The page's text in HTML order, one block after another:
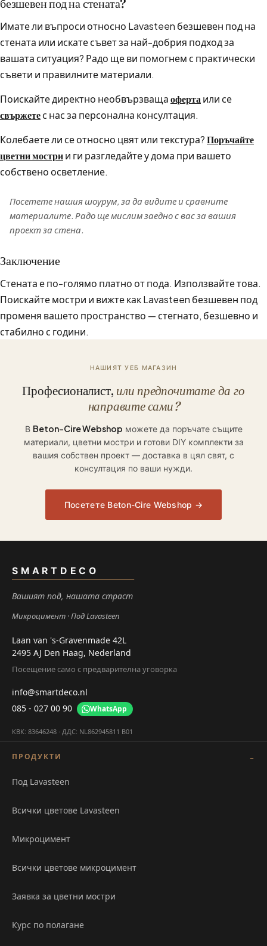
безшевен под на стената?
Имате ли въпроси относно Lavasteen безшевен под на
стената или искате съвет за най-добрия подход за
вашата ситуация? Радо ще ви помогнем с практически
съвети и правилните материали.
Поискайте директно необвързващаоферта или се
свържетес нас за персонална консултация.
Колебаете ли се относно цвят или текстура?Поръчайте
цветни мострии ги разгледайте у дома при вашето
собствено осветление.
Посетете нашия шоурум, за да видите и сравните
материалите. Радо ще мислим заедно с вас за вашия
проект за стена.
Заключение
Стената е по-голямо платно от пода. Използвайте това.
Поискайте мостри и вижте как Lavasteen безшевен под
променя вашето пространство — стегнато, безшевно и
стабилно с години.
НАШИЯТ УЕБ МАГАЗИН
Професионалист, или предпочитате да го
направите сами?
В Beton-Cire Webshop можете да поръчате същите
материали, цветни мостри и готови DIY комплекти за
вашия собствен проект — доставка в цял свят, с
консултация по ваши нужди.
Посетете Beton-Cire Webshop →
SMARTDECO
Вашият под, нашата страст
Микроцимент Под Lavasteen
Laan van 's-Gravenmade 42L
2495 AJ Den Haag, Nederland
Посещение само с предварителна уговорка
info@smartdeco.nl
085 - 027 00 90
WhatsApp
КВК: 83646248 · ДДС: NL862945811 B01
ПРОДУКТИ
Под Lavasteen
Всички цветове Lavasteen
Микроцимент
Всички цветове микроцимент
Заявка за цветни мостри
Курс по полагане